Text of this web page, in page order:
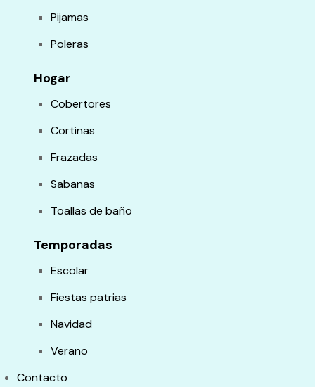
Pijamas
Poleras
Hogar
Cobertores
Cortinas
Frazadas
Sabanas
Toallas de baño
Temporadas
Escolar
Fiestas patrias
Navidad
Verano
Contacto